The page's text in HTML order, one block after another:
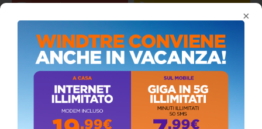
×
Coronavirus: messaggio del Sindaco Zambito
ai cittadini
Domenica, Novembre 22, 2020
Circolo della stampa, terzo appuntamento
con il giornalista Giacinto Pipitone
Martedì, Agosto 04, 2026